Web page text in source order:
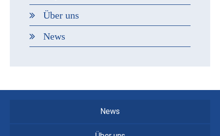
Über uns
News
News